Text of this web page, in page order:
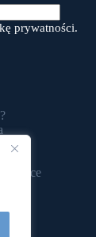
prywatności.